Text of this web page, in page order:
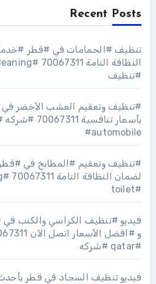
Recent Posts
تنظيف #الحمامات في #قطر
#تنظيف
#تنظيف وتعقيم العشب الأخضر
#automobile
#تنظيف وتعقيم #المطابخ في
#toilet
فيديو #تنظيف الكراسي والكنب في
#qatar #شركه
فيديو تنظيف السجاد في قطر